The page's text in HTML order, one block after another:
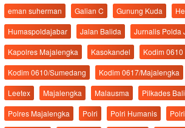
eman suherman
Galian C Gunung Kuda
Humaspoldajabar
Jalan Balida
Jurnalis Polda
Kapolres Majalengka
Kasokandel Kodim 0610
Kodim 0610/Sumedang
Kodim 0617/Majalengka
Leetex
Majalengka Malausma Pilkades
Polres Majalengka
Polri Polri Humanis